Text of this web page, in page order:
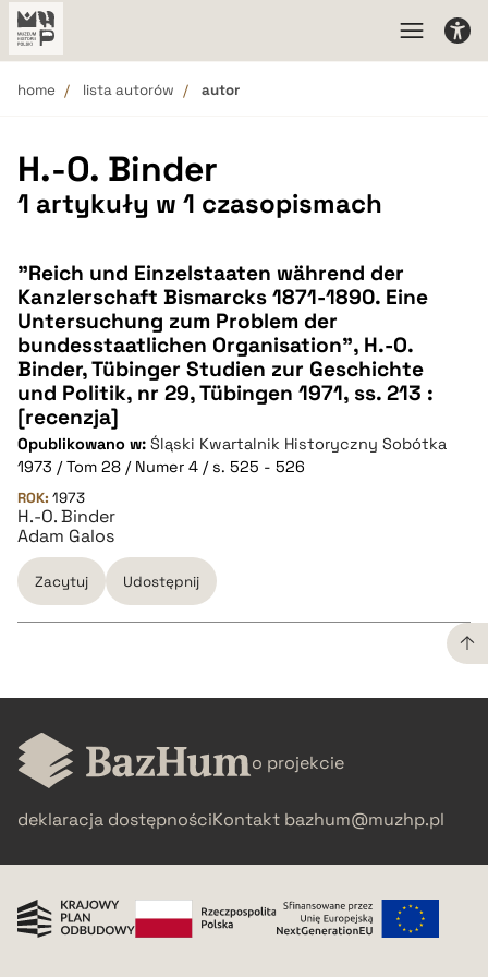
home lista autorów autor
H.-O. Binder
1 artykuły w 1 czasopismach
"Reich und Einzelstaaten während der
Kanzlerschaft Bismarcks 1871-1890. Eine
Untersuchung zum Problem der
bundesstaatlichen Organisation", H.-O.
Binder, Tübinger Studien zur Geschichte
und Politik, nr 29, Tübingen 1971, ss. 213 :
[recenzja]
Opublikowano w: Śląski Kwartalnik Historyczny Sobótka
1973 / Tom 28 / Numer 4 / s. 525 - 526
ROK: 1973
H.-O. Binder
Adam Galos
Zacytuj Udostępnij
CZYSTY TEKST
pobierz cytat
BIBTEX
o projekcie
deklaracja dostępnościKontakt bazhum@muzhp.pl